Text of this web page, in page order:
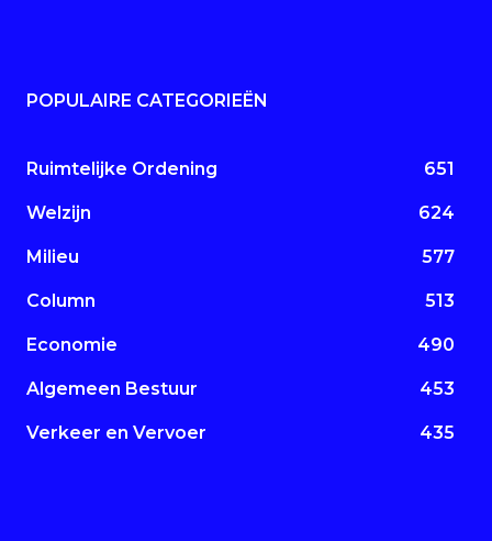
POPULAIRE CATEGORIEËN
Ruimtelijke Ordening 651
Welzijn 624
Milieu 577
Column 513
Economie 490
Algemeen Bestuur 453
Verkeer en Vervoer 435